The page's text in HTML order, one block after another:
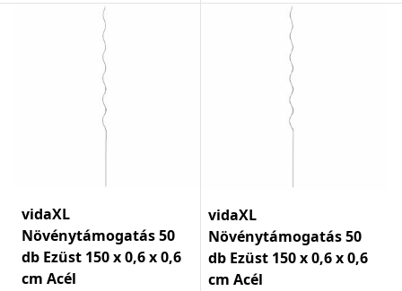
vidaXL
Növénytámogatás 50
db Ezüst 150 x 0,6 x 0,6
cm Acél
vidaXL
Növénytámogatás 50
db Ezüst 150 x 0,6 x 0,6
cm Acél